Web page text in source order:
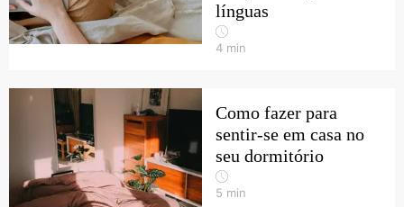
línguas
4 min
Como fazer para
sentir-se em casa no
seu dormitório
5 min